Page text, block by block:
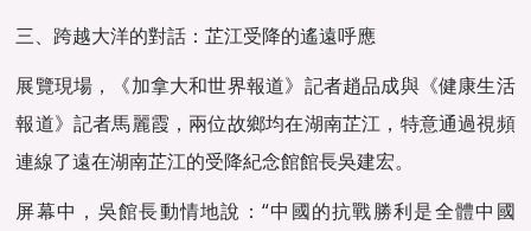
三、跨越大洋的對話：芷江受降的遙遠呼應
展覽現場，《加拿大和世界報道》記者趙品成與《健康生活
報道》記者馬麗霞，兩位故鄉均在湖南芷江，特意通過視頻
連線了遠在湖南芷江的受降紀念館館長吳建宏。
屏幕中，吳館長動情地說：“中國的抗戰勝利是全體中國